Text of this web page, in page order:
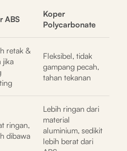
ABS
Koper
Polycarbonate
retak &
jika
Fleksibel, tidak
gampang pecah,
tahan tekanan
ringan,
dibawa
Lebih ringan dari
material
aluminium, sedikit
lebih berat dari